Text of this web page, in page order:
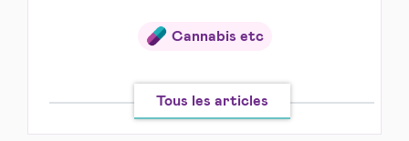
Cannabis etc
Tous les articles